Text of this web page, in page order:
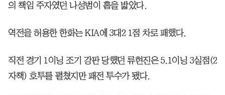
의 책임 주자였던 나성범이 홈을 밟았다.
역전을 허용한 한화는 KIA에 3대2 1점 차로 패했다.
직전 경기 1이닝 조기 강판 당했던 류현진은 5.1이닝 3실점(2
자책) 호투를 펼쳤지만 패전 투수가 됐다.